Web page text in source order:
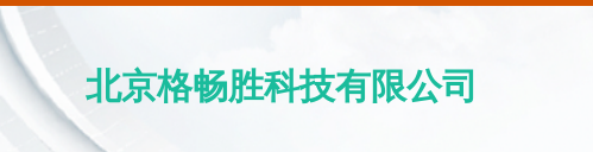
北京格畅胜科技有限公司